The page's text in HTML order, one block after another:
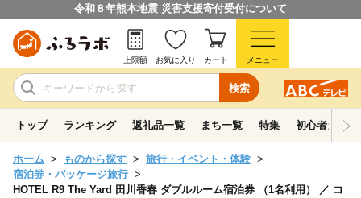
令和８年熊本地震 災害支援寄付受付について
検索
上限額 お気に入り カート メニュー
トップ ランキング 返礼品一覧 まち一覧 特集 初心者ガイド
ホーム ものから探す
旅行・イベント・体験
宿泊券・パッケージ旅行
HOTEL R9 The Yard 田川香春 ダブルルーム宿泊券 （1名利用） ／ コ